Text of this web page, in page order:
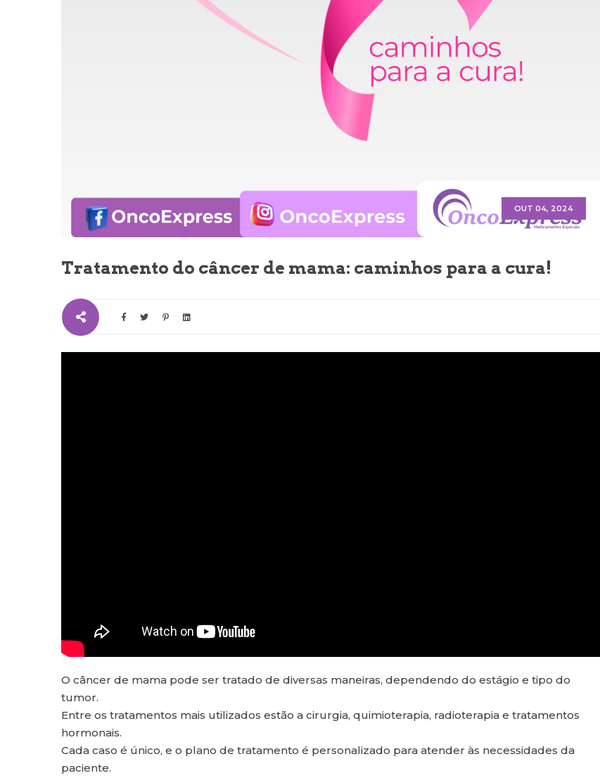
OUT 04, 2024
Tratamento do câncer de mama: caminhos para a cura!
O câncer de mama pode ser tratado de diversas maneiras, dependendo do estágio e tipo do
tumor.
Entre os tratamentos mais utilizados estão a cirurgia, quimioterapia, radioterapia e tratamentos
hormonais.
Cada caso é único, e o plano de tratamento é personalizado para atender às necessidades da
paciente.